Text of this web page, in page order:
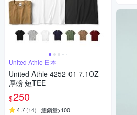
United Athle 日本
United Athle 4252-01 7.1OZ
厚磅 短TEE
$250
4.7(14) 總銷量>100